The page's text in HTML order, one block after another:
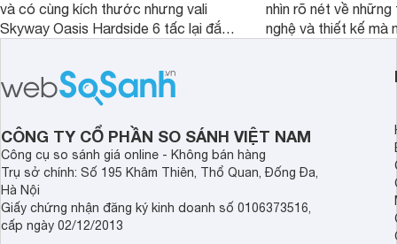
và có cùng kích thước nhưng vali
Skyway Oasis Hardside 6 tấc lại đắt
triệu đồng.
nhìn rõ nét về những
nghệ và thiết kế mà
thể đưa ra quyết
CÔNG TY CỔ PHẦN SO SÁNH VIỆT NAM
Công cụ so sánh giá online - Không bán hàng
Trụ sở chính: Số 195 Khâm Thiên, Thổ Quan, Đống Đa,
Hà Nội
Giấy chứng nhận đăng ký kinh doanh số 0106373516,
cấp ngày 02/12/2013